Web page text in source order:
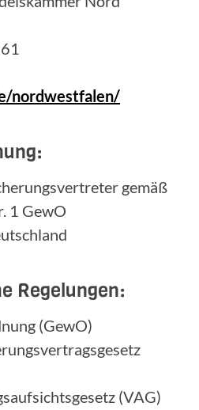
nordwestfalen/
gemäß
1 GewO
Regelungen:
(GewO)
(VAG)